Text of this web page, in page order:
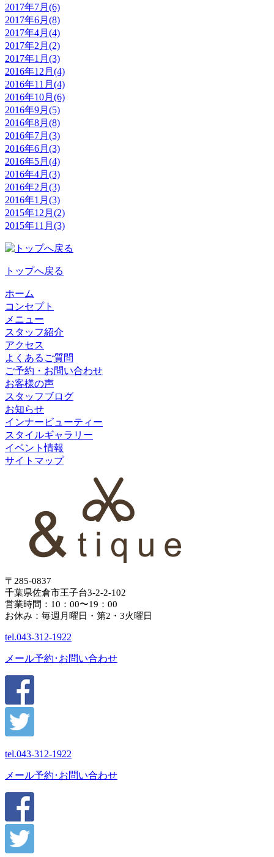
2017年7月(6)
2017年6月(8)
2017年4月(4)
2017年2月(2)
2017年1月(3)
2016年12月(4)
2016年11月(4)
2016年10月(6)
2016年9月(5)
2016年8月(8)
2016年7月(3)
2016年6月(3)
2016年5月(4)
2016年4月(3)
2016年2月(3)
2016年1月(3)
2015年12月(2)
2015年11月(3)
トップへ戻る
ホーム
コンセプト
メニュー
スタッフ紹介
アクセス
よくあるご質問
ご予約・お問い合わせ
お客様の声
スタッフブログ
お知らせ
インナービューティー
スタイルギャラリー
イベント情報
サイトマップ
〒285-0837
千葉県佐倉市王子台3-2-2-102
営業時間：10：00〜19：00
お休み：毎週月曜日・第2・3火曜日
tel.043-312-1922
メール予約･お問い合わせ
tel.043-312-1922
メール予約･お問い合わせ